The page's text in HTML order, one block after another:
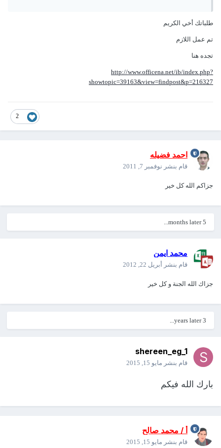
طلباتك أخي الكريم
تم عمل اللازم
تجده هنا
http://www.officena.net/ib/index.php?
showtopic=39163&view=findpost&p=216327
2
احمد فضيله
قام بنشر نوفمبر 7, 2011
جزاكم الله كل خير
5 months later...
محمد ايمن
قام بنشر أبريل 22, 2012
جزاك الله الجنة و كل خير
3 years later...
shereen_eg_1
قام بنشر مايو 15, 2015
بارك الله فيكم
أ / محمد صالح
قام بنشر مايو 15, 2015